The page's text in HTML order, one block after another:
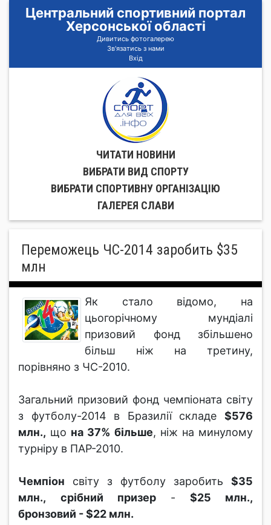
Центральний спортивний портал
Херсонської області
Дивитись фотогалерею
Зв'язатись з нами
Вхід
ЧИТАТИ НОВИНИ
ВИБРАТИ ВИД СПОРТУ
ВИБРАТИ СПОРТИВНУ ОРГАНIЗАЦIЮ
ГАЛЕРЕЯ СЛАВИ
Переможець ЧС-2014 заробить $35
млн
Як стало відомо, на
цьогорічному мундіалі
призовий фонд збільшено
більш ніж на третину,
порівняно з ЧС-2010.
Загальний призовий фонд чемпіоната світу
з футболу-2014 в Бразилії складе $576
млн., що на 37% більше, ніж на минулому
турніру в ПАР-2010.
Чемпіон світу з футболу заробить $35
млн.,
срібний призер - $25 млн.,
бронзовий - $22 млн.